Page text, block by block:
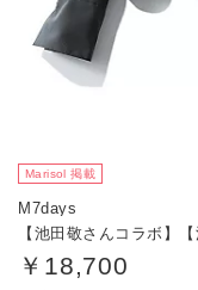
Marisol 掲載
M7days
【池田敬さんコラボ】
￥18,700